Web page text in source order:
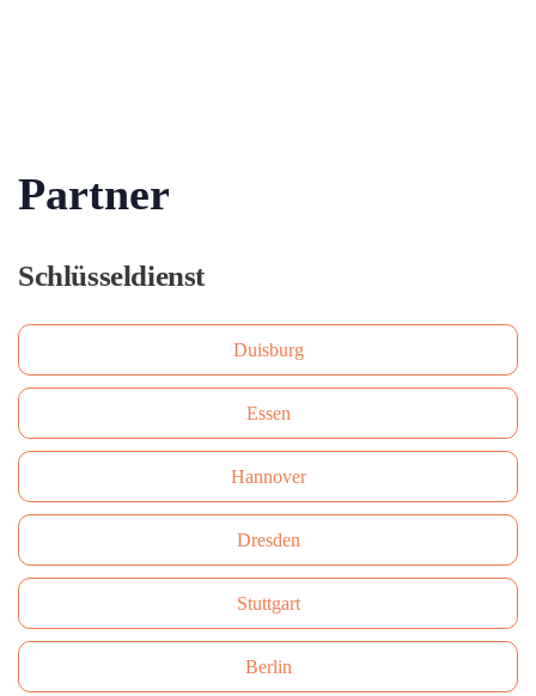
Partner
Schlüsseldienst
Duisburg
Essen
Hannover
Dresden
Stuttgart
Berlin